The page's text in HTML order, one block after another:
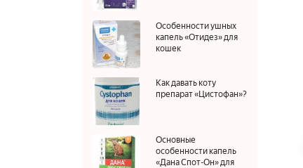
Особенности ушных
капель «Отидез» для
кошек
Как давать коту
препарат «Цистофан»?
Основные
особенности капель
«Дана Спот-Он» для